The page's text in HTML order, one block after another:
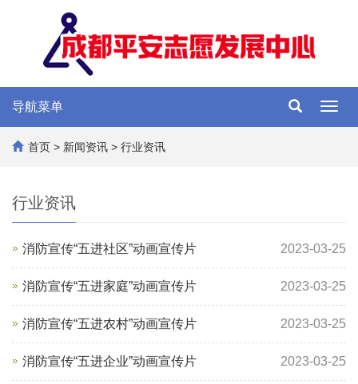
导航菜单
首页 > 新闻资讯 > 行业资讯
行业资讯
消防宣传“五进社区”动画宣传片 2023-03-25
消防宣传“五进家庭”动画宣传片 2023-03-25
消防宣传“五进农村”动画宣传片 2023-03-25
消防宣传“五进企业”动画宣传片 2023-03-25